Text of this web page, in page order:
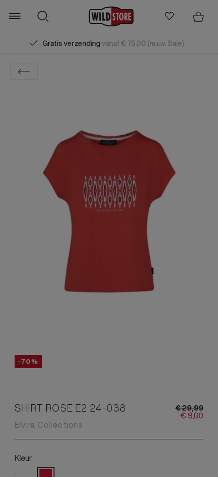
Gratis verzendingvanaf € 75,00 (m.u.v. Sale)
Zoeken
-70%
SHIRT ROSE E2 24-038
Elvira Collections
€29,99
€9,00
Kleur